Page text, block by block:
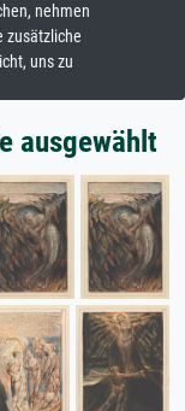
nehmen
zusätzliche
uns zu
ausgewählt